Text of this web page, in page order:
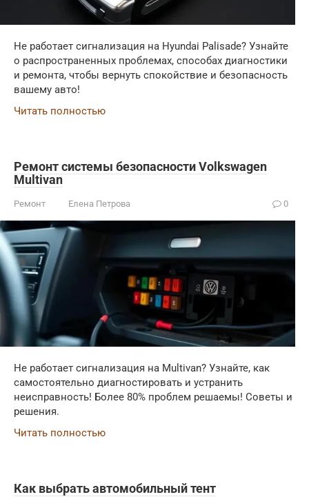
Не работает сигнализация на Hyundai Palisade? Узнайте
о распространенных проблемах, способах диагностики
и ремонта, чтобы вернуть спокойствие и безопасность
вашему авто!
Читать полностью
Ремонт системы безопасности Volkswagen
Multivan
Ремонт Елена Петрова 0
Не работает сигнализация на Multivan? Узнайте, как
самостоятельно диагностировать и устранить
неисправность! Более 80% проблем решаемы! Советы и
решения.
Читать полностью
Как выбрать автомобильный тент